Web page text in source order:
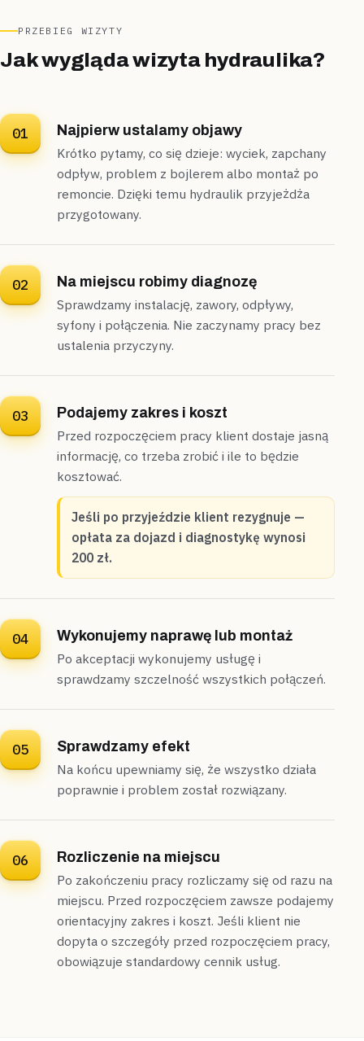
zostawiła białe urządzenia bez podłączenia.”
użytku w niecałe dwie godziny
Zamontowane Do 2 godzin
PRZEBIEG WIZYTY
Jak wygląda wizyta hydraulika?
01
Najpierw ustalamy objawy
Krótko pytamy, co się dzieje: wyciek, zapchany
odpływ, problem z bojlerem albo montaż po
remoncie. Dzięki temu hydraulik przyjeżdża
przygotowany.
02
Na miejscu robimy diagnozę
Sprawdzamy instalację, zawory, odpływy,
syfony i połączenia. Nie zaczynamy pracy bez
ustalenia przyczyny.
03
Podajemy zakres i koszt
Przed rozpoczęciem pracy klient dostaje jasną
informację, co trzeba zrobić i ile to będzie
kosztować.
Jeśli po przyjeździe klient rezygnuje —
opłata za dojazd i diagnostykę wynosi
200 zł.
04
Wykonujemy naprawę lub montaż
Po akceptacji wykonujemy usługę i
sprawdzamy szczelność wszystkich połączeń.
05
Sprawdzamy efekt
Na końcu upewniamy się, że wszystko działa
poprawnie i problem został rozwiązany.
06
Rozliczenie na miejscu
Po zakończeniu pracy rozliczamy się od razu na
miejscu. Przed rozpoczęciem zawsze podajemy
orientacyjny zakres i koszt. Jeśli klient nie
dopyta o szczegóły przed rozpoczęciem pracy,
obowiązuje standardowy cennik usług.